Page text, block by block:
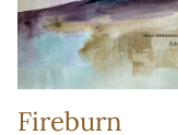
Fireburn